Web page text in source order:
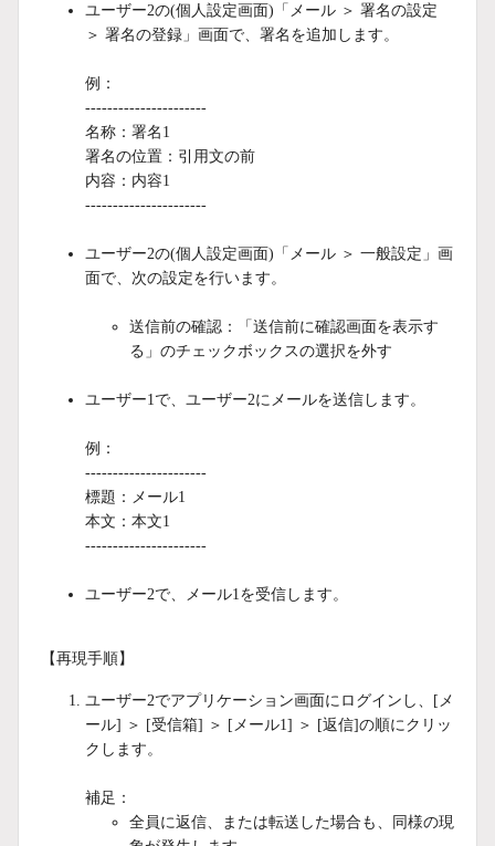
ユーザー2の(個人設定画面)「メール ＞ 署名の設定
＞ 署名の登録」画面で、署名を追加します。
例：
----------------------
名称：署名1
署名の位置：引用文の前
内容：内容1
----------------------
ユーザー2の(個人設定画面)「メール ＞ 一般設定」画
面で、次の設定を行います。
送信前の確認：「送信前に確認画面を表示す
る」のチェックボックスの選択を外す
ユーザー1で、ユーザー2にメールを送信します。
例：
----------------------
標題：メール1
本文：本文1
----------------------
ユーザー2で、メール1を受信します。
【再現手順】
ユーザー2でアプリケーション画面にログインし、[メ
ール] ＞ [受信箱] ＞ [メール1] ＞ [返信]の順にクリッ
クします。
補足：
全員に返信、または転送した場合も、同様の現